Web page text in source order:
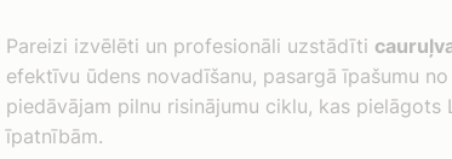
Pareizi izvēlēti un profesionāli uzstādīti
efektīvu ūdens novadīšanu, pasargā īpašumu
piedāvājam pilnu risinājumu ciklu, kas
īpatnībām.